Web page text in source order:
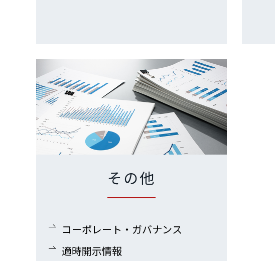
その他
コーポレート・ガバナンス
適時開示情報